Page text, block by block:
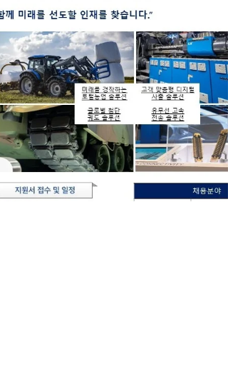
국인 유학생회 드림 2025 한화그룹 기계/서비스 부
스 부문 핵심인재 채용 9월1일(월) ~ 9월17일(수)
https://bit.ly/hanwhams-recruit-edm [모집분야]
Core Track Core Track 은 회사의 핵심 인재로 성
할 수 있는 기회를 제공하는 집중 육성 프로그램으
특정 직무에만 머무르지 않고 다양한 부서와 업무
순환 경험하며 주요 프로젝트와 전략 과제를 직접
행함으로써 폭넓은 시각과 전문성을 쌓을 수 있도
설계되었습니다. 또한 멘토링·교육·평가를 통해 본
의 역량과 커리어 방향을 구체화하며 문제 해결력
의사결정 역량을 집중적으로 강화해 미래의